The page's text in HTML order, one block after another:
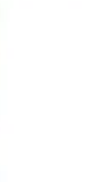
de Plantas